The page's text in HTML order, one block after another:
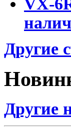
Другие
Другие